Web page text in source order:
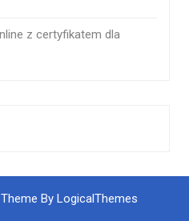
z certyfikatem dla
By LogicalThemes